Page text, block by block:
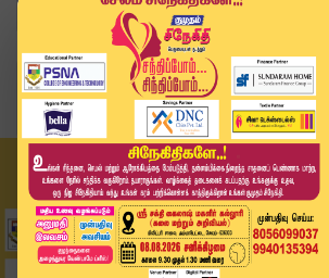
Home
வீடியோ ஸ்டோரி
பறக்கும் தவெக கொடி..மாமல்லபுரத்தில்